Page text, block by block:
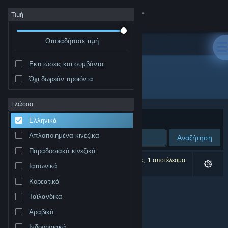
Σύνδεση
Κατάστημα
Σχετικά
Υποστήριξη
Αλλαγή γλώσσας
Προβολή ιστοσελίδας για υπολογιστές
Τιμή
Οποιαδήποτε τιμή
Εκπτώσεις και συμβάντα
Όχι δωρεάν προϊόντα
Γλώσσα
Ελληνικά
Απλοποιημένα κινεζικά
Παραδοσιακά κινεζικά
Ιαπωνικά
Κορεατικά
Ταϊλανδικά
Αραβικά
Εκδότης: Lost Relic Games
Ταξινόμηση ανά
Αναζήτηση
0 αποτελέσματα ταιριάζουν με την αναζήτησή σας. 1 αποτέλεσμα
αποκλείστηκε βάσει των προτιμήσεών σας.